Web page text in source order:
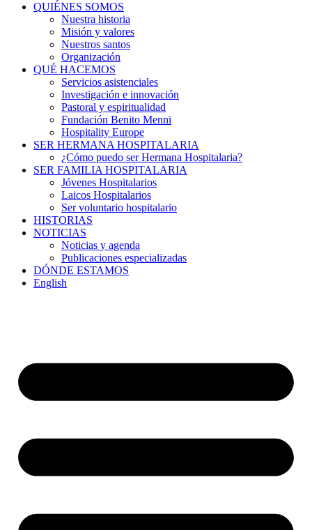
QUIÉNES SOMOS
Nuestra historia
Misión y valores
Nuestros santos
Organización
QUÉ HACEMOS
Servicios asistenciales
Investigación e innovación
Pastoral y espiritualidad
Fundación Benito Menni
Hospitality Europe
SER HERMANA HOSPITALARIA
¿Cómo puedo ser Hermana Hospitalaria?
SER FAMILIA HOSPITALARIA
Jóvenes Hospitalarios
Laicos Hospitalarios
Ser voluntario hospitalario
HISTORIAS
NOTICIAS
Noticias y agenda
Publicaciones especializadas
DÓNDE ESTAMOS
English